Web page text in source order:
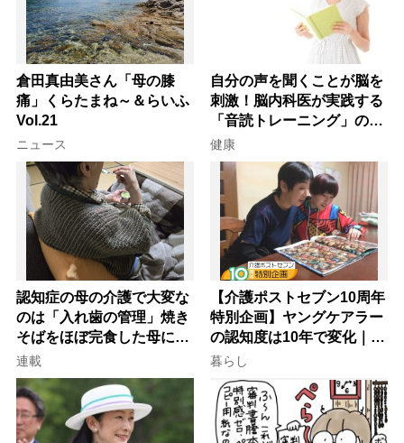
倉田真由美さん「母の膝
痛」くらたまね～＆らいふ
Vol.21
ニュース
自分の声を聞くことが脳を
刺激！脳内科医が実践する
「音読トレーニング」の極
意
健康
認知症の母の介護で大変な
のは「入れ歯の管理」焼き
そばをほぼ完食した母に息
子が血の気が引いた理由
連載
【介護ポストセブン10周年
特別企画】ヤングケアラー
の認知度は10年で変化｜流
行語大賞にノミネート、法
律にも明記されたが果たし
て現在は？
暮らし